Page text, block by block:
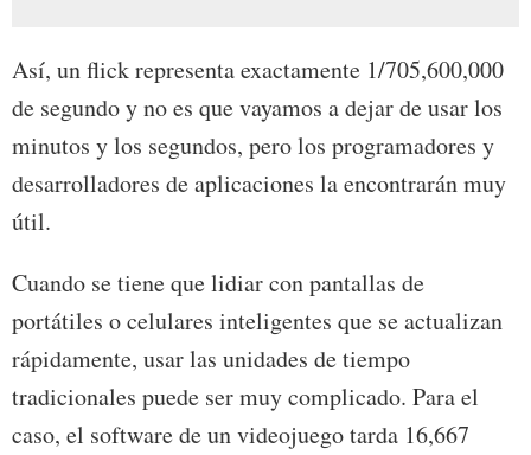
Así, un flick representa exactamente 1/705,600,000
de segundo y no es que vayamos a dejar de usar los
minutos y los segundos, pero los programadores y
desarrolladores de aplicaciones la encontrarán muy
útil.
Cuando se tiene que lidiar con pantallas de
portátiles o celulares inteligentes que se actualizan
rápidamente, usar las unidades de tiempo
tradicionales puede ser muy complicado. Para el
caso, el software de un videojuego tarda 16,667